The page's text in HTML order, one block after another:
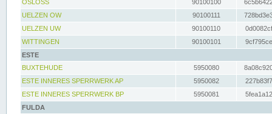
OSLOSS
90100100
UELZEN OW
90100111
UELZEN UW
90100110
WITTINGEN
90100101
ESTE
BUXTEHUDE
5950080
ESTE INNERES SPERRWERK AP
5950082
ESTE INNERES SPERRWERK BP
5950081
FULDA